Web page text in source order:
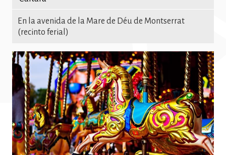
En la avenida de la Mare de Déu de Montserrat
(recinto ferial)
Imatge